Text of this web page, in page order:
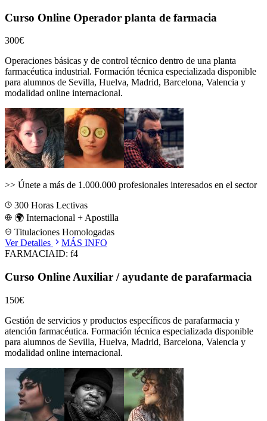
Curso Online Operador planta de farmacia
300€
Operaciones básicas y de control técnico dentro de una planta
farmacéutica industrial. Formación técnica especializada disponible
para alumnos de Sevilla, Huelva, Madrid, Barcelona, Valencia y
modalidad online internacional.
>> Únete a más de 1.000.000 profesionales interesados en el sector
300 Horas Lectivas
🌍 Internacional + Apostilla
Titulaciones Homologadas
Ver Detalles
MÁS INFO
FARMACIAID: f4
Curso Online Auxiliar / ayudante de parafarmacia
150€
Gestión de servicios y productos específicos de parafarmacia y
atención farmacéutica. Formación técnica especializada disponible
para alumnos de Sevilla, Huelva, Madrid, Barcelona, Valencia y
modalidad online internacional.